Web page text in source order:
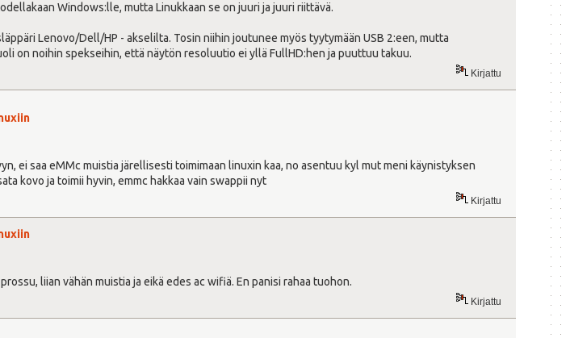
Windows:lle, mutta Linukkaan se on juuri ja juuri riittävä.
Lenovo/Dell/HP - akselilta. Tosin niihin joutunee myös tyytymään USB 2:een, mutta
on noihin spekseihin, että näytön resoluutio ei yllä FullHD:hen ja puuttuu takuu.
Kirjattu
ei saa eMMc muistia järellisesti toimimaan linuxin kaa, no asentuu kyl mut meni käynistyksen
kovo ja toimii hyvin, emmc hakkaa vain swappii nyt
Kirjattu
liian vähän muistia ja eikä edes ac wifiä. En panisi rahaa tuohon.
Kirjattu